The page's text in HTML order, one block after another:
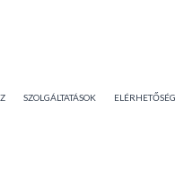
SZOLGÁLTATÁSOK ELÉRHETŐSÉG